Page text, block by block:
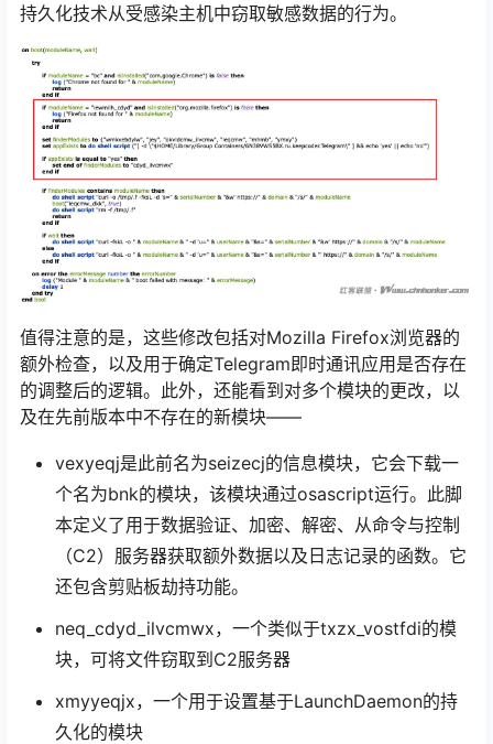
持久化技术从受感染主机中窃取敏感数据的行为。
值得注意的是，这些修改包括对Mozilla Firefox浏览器的
额外检查，以及用于确定Telegram即时通讯应用是否存在
的调整后的逻辑。此外，还能看到对多个模块的更改，以
及在先前版本中不存在的新模块——
vexyeqj是此前名为seizecj的信息模块，它会下载一
个名为bnk的模块，该模块通过osascript运行。此脚
本定义了用于数据验证、加密、解密、从命令与控制
（C2）服务器获取额外数据以及日志记录的函数。它
还包含剪贴板劫持功能。
neq_cdyd_ilvcmwx，一个类似于txzx_vostfdi的模
块，可将文件窃取到C2服务器
xmyyeqjx，一个用于设置基于LaunchDaemon的持
久化的模块